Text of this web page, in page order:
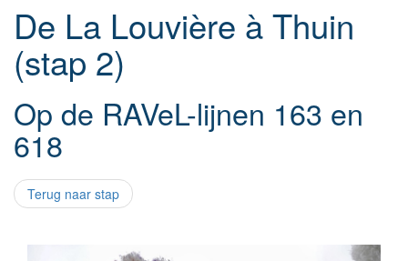
De La Louvière à Thuin
(stap 2)
Op de RAVeL-lijnen 163 en
618
Terug naar stap